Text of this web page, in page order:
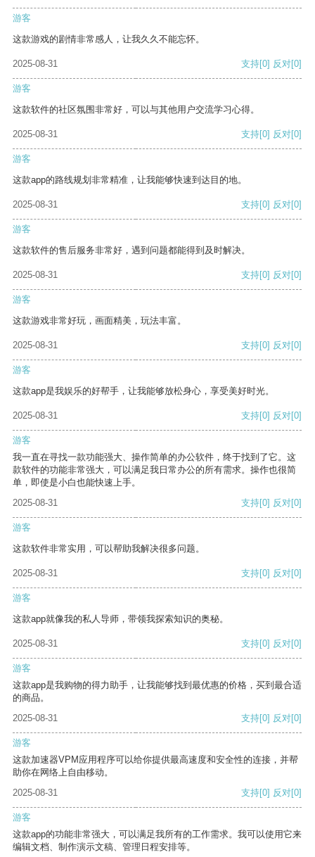
游客
这款游戏的剧情非常感人，让我久久不能忘怀。
2025-08-31 支持[0] 反对[0]
游客
这款软件的社区氛围非常好，可以与其他用户交流学习心得。
2025-08-31 支持[0] 反对[0]
游客
这款app的路线规划非常精准，让我能够快速到达目的地。
2025-08-31 支持[0] 反对[0]
游客
这款软件的售后服务非常好，遇到问题都能得到及时解决。
2025-08-31 支持[0] 反对[0]
游客
这款游戏非常好玩，画面精美，玩法丰富。
2025-08-31 支持[0] 反对[0]
游客
这款app是我娱乐的好帮手，让我能够放松身心，享受美好时光。
2025-08-31 支持[0] 反对[0]
游客
我一直在寻找一款功能强大、操作简单的办公软件，终于找到了它。这
款软件的功能非常强大，可以满足我日常办公的所有需求。操作也很简
单，即使是小白也能快速上手。
2025-08-31
支持[0] 反对[0]
游客
这款软件非常实用，可以帮助我解决很多问题。
2025-08-31 支持[0] 反对[0]
游客
这款app就像我的私人导师，带领我探索知识的奥秘。
2025-08-31 支持[0] 反对[0]
游客
这款app是我购物的得力助手，让我能够找到最优惠的价格，买到最合适
的商品。
2025-08-31
支持[0] 反对[0]
游客
这款加速器VPM应用程序可以给你提供最高速度和安全性的连接，并帮
助你在网络上自由移动。
2025-08-31
支持[0] 反对[0]
游客
这款app的功能非常强大，可以满足我所有的工作需求。我可以使用它来
编辑文档、制作演示文稿、管理日程安排等。